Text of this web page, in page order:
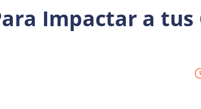
Impactar a tus